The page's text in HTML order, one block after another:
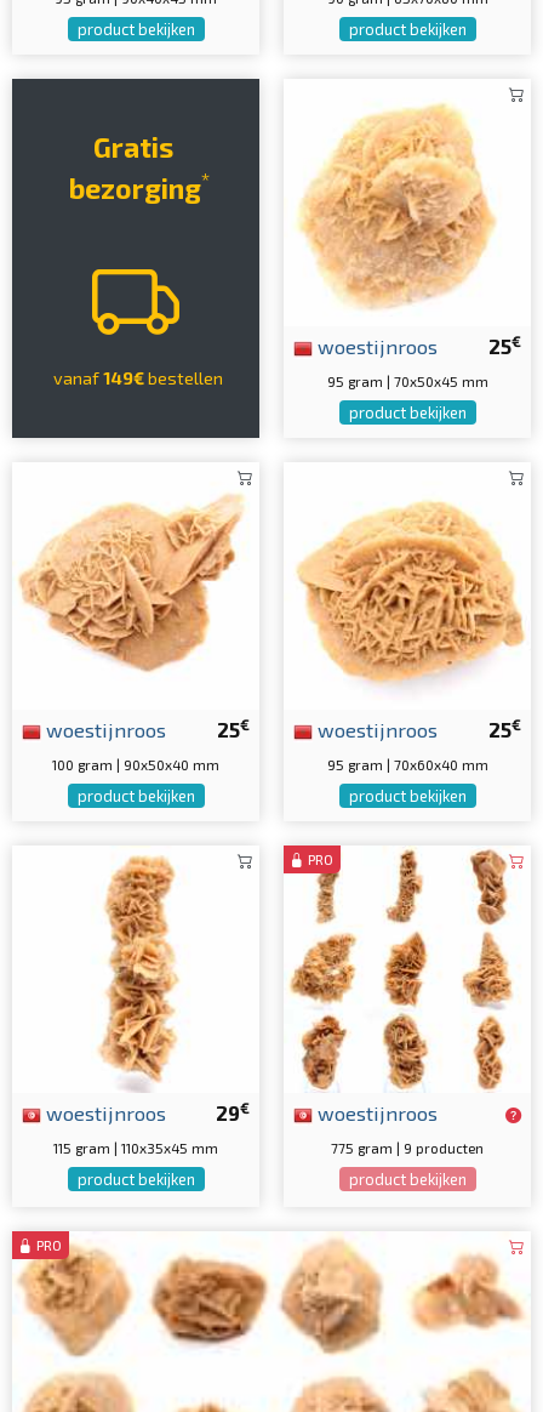
product bekijken product bekijken
Gratis
bezorging*
vanaf149€bestellen
25€
woestijnroos
95 gram | 70x50x45 mm
product bekijken
25€
woestijnroos
100 gram | 90x50x40 mm
product bekijken
25€
woestijnroos
95 gram | 70x60x40 mm
product bekijken
29€
woestijnroos
115 gram | 110x35x45 mm
product bekijken
PRO
woestijnroos
775 gram | 9 producten
product bekijken
PRO